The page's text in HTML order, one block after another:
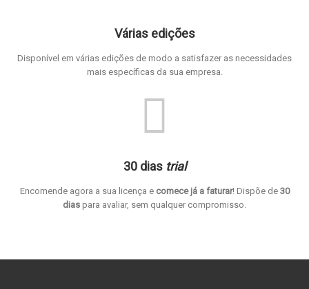
Várias edições
Disponível em várias edições de modo a satisfazer as necessidades
mais específicas da sua empresa.
30 dias trial
Encomende agora a sua licença e comece já a faturar! Dispõe de 30
dias para avaliar, sem qualquer compromisso.